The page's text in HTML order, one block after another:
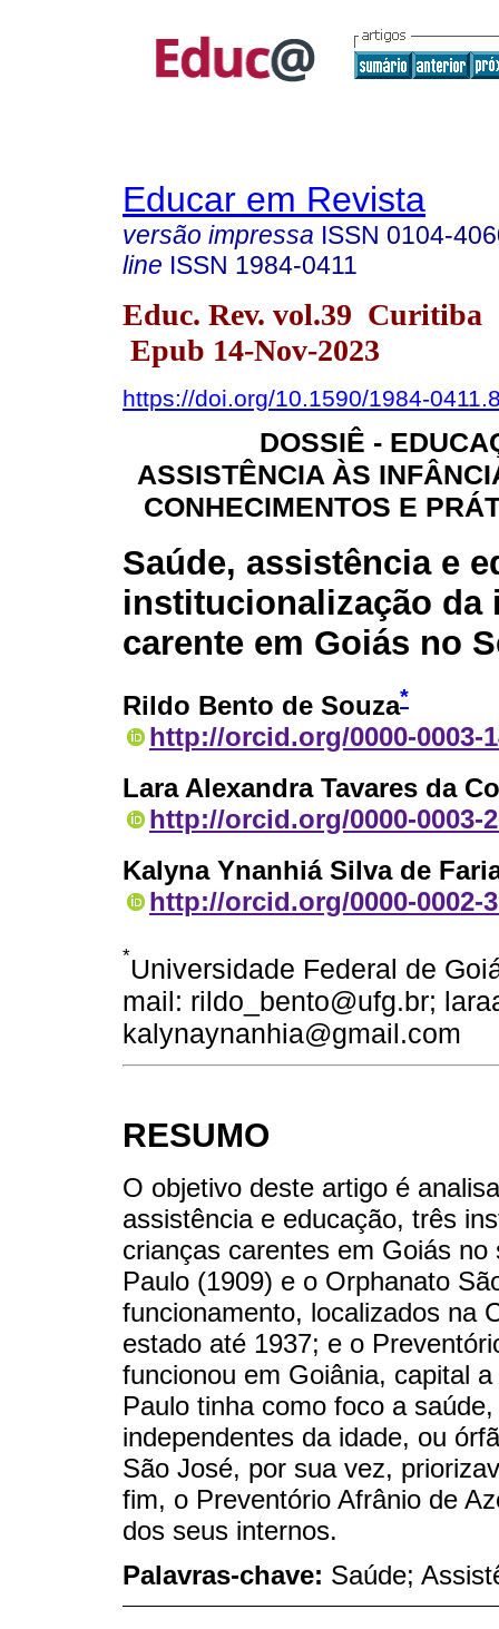
Educar em Revista
versão impressa ISSN 0104-
line ISSN 1984-0411
Educ. Rev. vol.39 Curitiba
Epub 14-Nov-2023
https://doi.org/10.1590/1984-
DOSSIÊ -
ASSISTÊNCIA ÀS
CONHECIMENTOS E
Saúde, assistência e
institucionalização da
carente em Goiás no
Rildo Bento de Souza*
http://orcid.org/0000-0003-
Lara Alexandra Tavares da
http://orcid.org/0000-0003-
Kalyna Ynanhiá Silva de
http://orcid.org/0000-0002-
*Universidade Federal de
mail: rildo_bento@ufg.br;
kalynaynanhia@gmail.com
RESUMO
O objetivo deste artigo é
assistência e educação, três
crianças carentes em Goiás
Paulo (1909) e o Orphanato
funcionamento, localizados na
estado até 1937; e o
funcionou em Goiânia, capital
Paulo tinha como foco a
independentes da idade, ou
São José, por sua vez,
fim, o Preventório Afrânio de
dos seus internos.
Palavras-chave: Saúde;